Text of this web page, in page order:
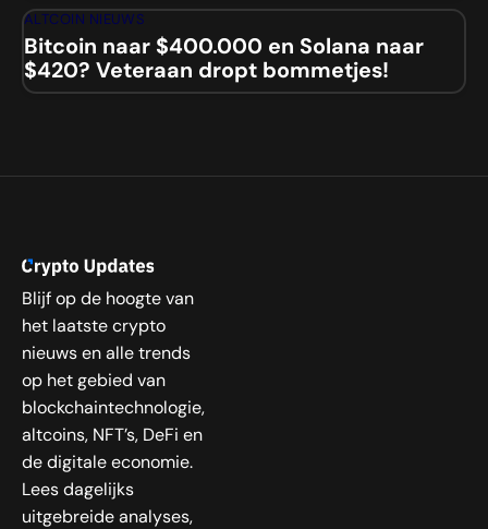
ALTCOIN NIEUWS
Bitcoin naar $400.000 en Solana naar
$420? Veteraan dropt bommetjes!
Blijf op de hoogte van
het laatste crypto
nieuws en alle trends
op het gebied van
blockchaintechnologie,
altcoins, NFT’s, DeFi en
de digitale economie.
Lees dagelijks
uitgebreide analyses,